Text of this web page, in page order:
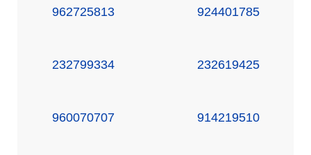
962725813 924401785
232799334 232619425
960070707 914219510